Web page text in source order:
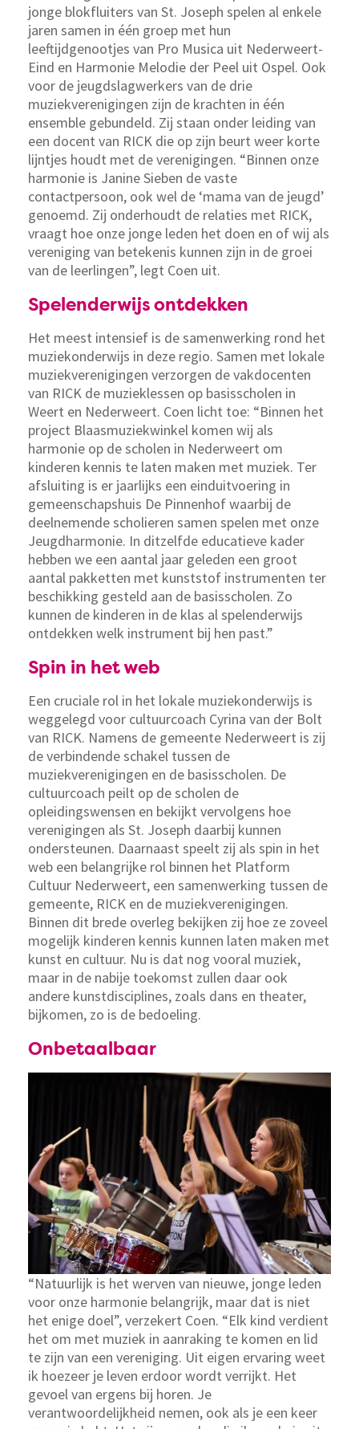
jonge blokfluiters van St. Joseph spelen al enkele
jaren samen in één groep met hun
leeftijdgenootjes van Pro Musica uit Nederweert-
Eind en Harmonie Melodie der Peel uit Ospel. Ook
voor de jeugdslagwerkers van de drie
muziekverenigingen zijn de krachten in één
ensemble gebundeld. Zij staan onder leiding van
een docent van RICK die op zijn beurt weer korte
lijntjes houdt met de verenigingen. “Binnen onze
harmonie is Janine Sieben de vaste
contactpersoon, ook wel de ‘mama van de jeugd’
genoemd. Zij onderhoudt de relaties met RICK,
vraagt hoe onze jonge leden het doen en of wij als
vereniging van betekenis kunnen zijn in de groei
van de leerlingen”, legt Coen uit.
Spelenderwijs ontdekken
Het meest intensief is de samenwerking rond het
muziekonderwijs in deze regio. Samen met lokale
muziekverenigingen verzorgen de vakdocenten
van RICK de muzieklessen op basisscholen in
Weert en Nederweert. Coen licht toe: “Binnen het
project Blaasmuziekwinkel komen wij als
harmonie op de scholen in Nederweert om
kinderen kennis te laten maken met muziek. Ter
afsluiting is er jaarlijks een einduitvoering in
gemeenschapshuis De Pinnenhof waarbij de
deelnemende scholieren samen spelen met onze
Jeugdharmonie. In ditzelfde educatieve kader
hebben we een aantal jaar geleden een groot
aantal pakketten met kunststof instrumenten ter
beschikking gesteld aan de basisscholen. Zo
kunnen de kinderen in de klas al spelenderwijs
ontdekken welk instrument bij hen past.”
Spin in het web
Een cruciale rol in het lokale muziekonderwijs is
weggelegd voor cultuurcoach Cyrina van der Bolt
van RICK. Namens de gemeente Nederweert is zij
de verbindende schakel tussen de
muziekverenigingen en de basisscholen. De
cultuurcoach peilt op de scholen de
opleidingswensen en bekijkt vervolgens hoe
verenigingen als St. Joseph daarbij kunnen
ondersteunen. Daarnaast speelt zij als spin in het
web een belangrijke rol binnen het Platform
Cultuur Nederweert, een samenwerking tussen de
gemeente, RICK en de muziekverenigingen.
Binnen dit brede overleg bekijken zij hoe ze zoveel
mogelijk kinderen kennis kunnen laten maken met
kunst en cultuur. Nu is dat nog vooral muziek,
maar in de nabije toekomst zullen daar ook
andere kunstdisciplines, zoals dans en theater,
bijkomen, zo is de bedoeling.
Onbetaalbaar
“Natuurlijk is het werven van nieuwe, jonge leden
voor onze harmonie belangrijk, maar dat is niet
het enige doel”, verzekert Coen. “Elk kind verdient
het om met muziek in aanraking te komen en lid
te zijn van een vereniging. Uit eigen ervaring weet
ik hoezeer je leven erdoor wordt verrijkt. Het
gevoel van ergens bij horen. Je
verantwoordelijkheid nemen, ook als je een keer